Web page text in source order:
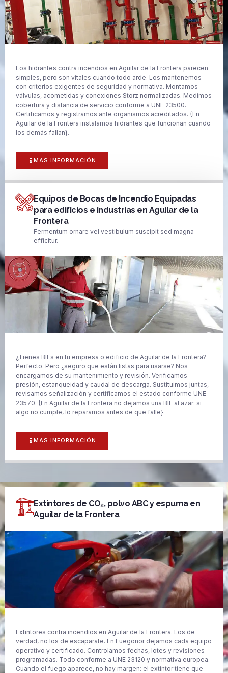
Los hidrantes contra incendios en Aguilar de la Frontera parecen
simples, pero son vitales cuando todo arde. Los mantenemos
con criterios exigentes de seguridad y normativa. Montamos
válvulas, acometidas y conexiones Storz normalizadas. Medimos
cobertura y distancia de servicio conforme a UNE 23500.
Certificamos y registramos ante organismos acreditados. {En
Aguilar de la Frontera instalamos hidrantes que funcionan cuando
los demás fallan}.
MAS INFORMACIÓN
Equipos de Bocas de Incendio Equipadas
para edificios e industrias en Aguilar de la
Frontera
Fermentum ornare vel vestibulum suscipit sed magna
efficitur.
¿Tienes BIEs en tu empresa o edificio de Aguilar de la Frontera?
Perfecto. Pero ¿seguro que están listas para usarse? Nos
encargamos de su mantenimiento y revisión. Verificamos
presión, estanqueidad y caudal de descarga. Sustituimos juntas,
revisamos señalización y certificamos el estado conforme UNE
23570. {En Aguilar de la Frontera no dejamos una BIE al azar: si
algo no cumple, lo reparamos antes de que falle}.
MAS INFORMACIÓN
Extintores de CO₂, polvo ABC y espuma en
Aguilar de la Frontera
Extintores contra incendios en Aguilar de la Frontera. Los de
verdad, no los de escaparate. En Fuegonor dejamos cada equipo
operativo y certificado. Controlamos fechas, lotes y revisiones
programadas. Todo conforme a UNE 23120 y normativa europea.
Cuando el fuego aparece, no hay margen: el extintor tiene que